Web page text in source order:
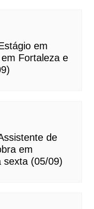
em
Fortaleza e
de
em
sexta (05/09)